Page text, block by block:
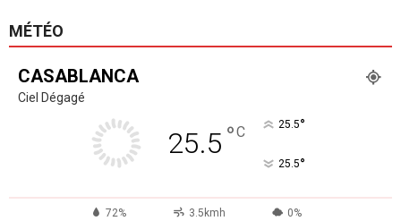
MÉTÉO
CASABLANCA
Ciel Dégagé
25.5 °C 25.5°
25.5°
72% 3.5kmh 0%